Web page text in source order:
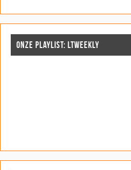
ONZE PLAYLIST: LTWEEKLY